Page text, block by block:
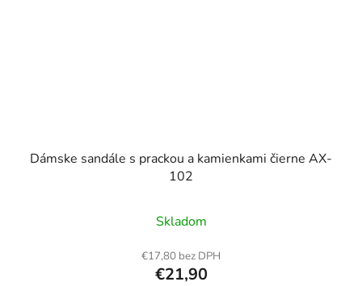
Dámske sandále s prackou a kamienkami čierne AX-
102
Skladom
€17,80 bez DPH
€21,90